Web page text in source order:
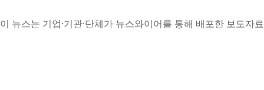
이 뉴스는 기업·기관·단체가 뉴스와이어를 통해 배포한 보도자